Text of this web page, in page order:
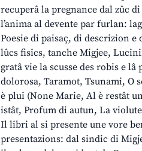
recuperâ la pregnance dal zûc
l’anima al devente par furlan:
Poesie di paisaç, di descrizion
lûcs fisics, tanche Migjee,
gratâ vie la scusse des robis e
dolorosa, Taramot, Tsunami, O
è plui (None Marie, Al è restât
istât, Profum di autun, La
Il libri al si presente une vore
presentazions: dal sindic di